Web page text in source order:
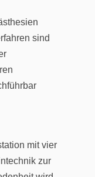
sind
mit vier
zur